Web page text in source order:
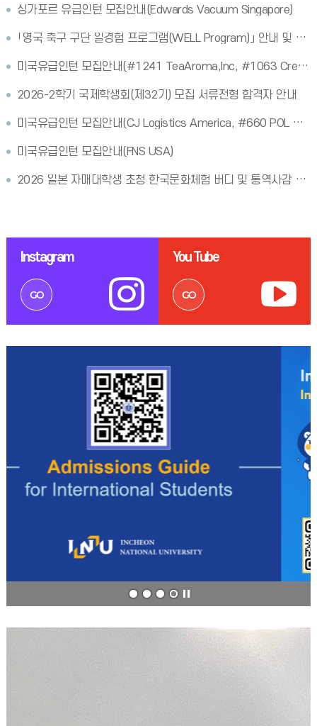
싱가포르 유급인턴 모집안내(Edwards Vacuum Singapore)
「영국 축구 구단 일경험 프로그램(WELL Program)」 안내 및 홍보
미국유급인턴 모집안내(#1241 TeaAroma,Inc, #1063 Credit Card Services 등)
2026-2학기 국제학생회(제32기) 모집 서류전형 합격자 안내
미국유급인턴 모집안내(CJ Logistics America, #660 POL Clothing 등)
미국유급인턴 모집안내(FNS USA)
2026 일본 자매대학생 초청 한국문화체험 버디 및 통역사감 합격자 안내
Instagram You Tube